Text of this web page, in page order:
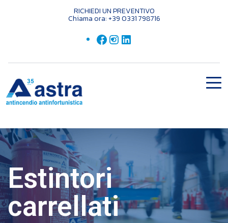
RICHIEDI UN PREVENTIVO
Chiama ora: +39 0331 798716
Estintori
carrellati